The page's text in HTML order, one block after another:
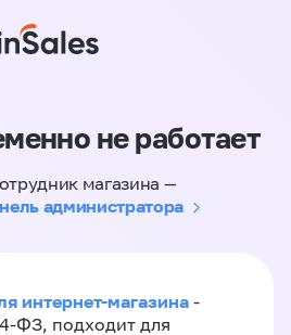
не работает
магазина —
администратора
интернет-магазина -
ФЗ, подходит для